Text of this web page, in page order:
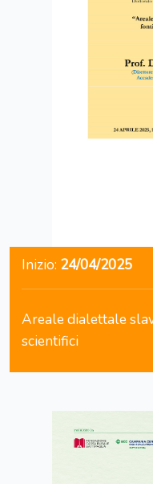
Inizio: 24/04/2025
Areale dialettale
scientifici